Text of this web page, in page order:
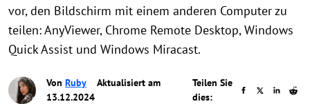
vor, den Bildschirm mit einem anderen Computer zu
teilen: AnyViewer, Chrome Remote Desktop, Windows
Quick Assist und Windows Miracast.
Von Ruby
Aktualisiert am
13.12.2024
Teilen Sie
dies: